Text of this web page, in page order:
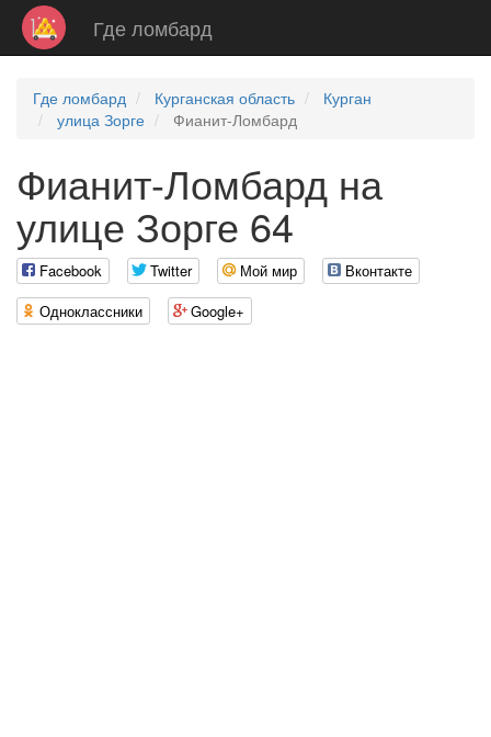
Где ломбард
Где ломбард Курганская область
Курган
улица Зорге
Фианит-Ломбард
Фианит-Ломбард на
улице Зорге 64
Facebook Twitter Мой мир
Вконтакте
Одноклассники
Google+